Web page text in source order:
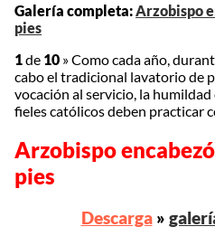
Galería completa: Arzobispo
pies
1 de 10 »Como cada año,
cabo el tradicional lavatorio de
vocación al servicio, la
fieles católicos deben practicar
Arzobispo
pies
Descarga»